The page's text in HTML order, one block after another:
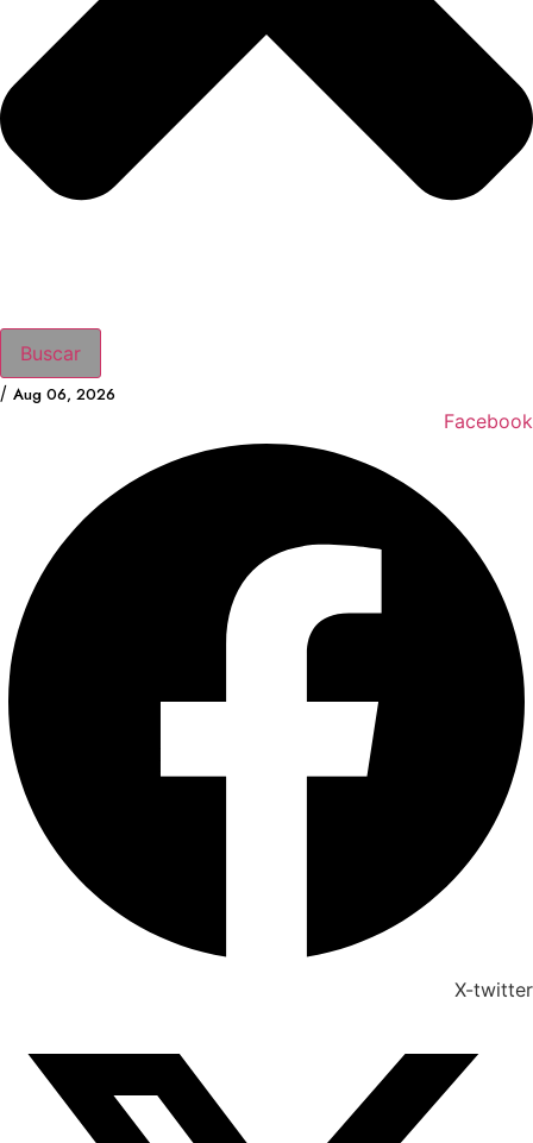
Buscar
/ Aug 06, 2026
Facebook
X-twitter